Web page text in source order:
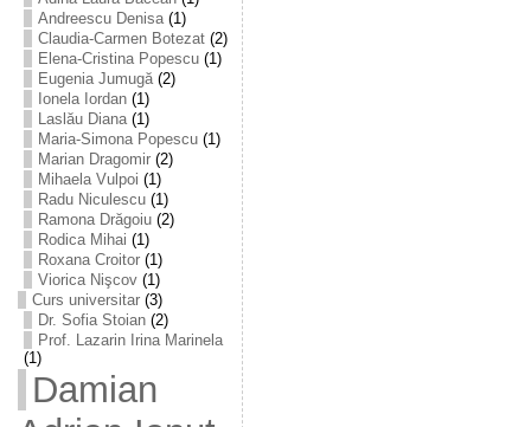
Andreescu Denisa(1)
Claudia-Carmen Botezat(2)
Elena-Cristina Popescu(1)
Eugenia Jumugă(2)
Ionela Iordan(1)
Laslău Diana(1)
Maria-Simona Popescu(1)
Marian Dragomir(2)
Mihaela Vulpoi (1)
Radu Niculescu(1)
Ramona Drăgoiu(2)
Rodica Mihai (1)
Roxana Croitor(1)
Viorica Nişcov(1)
Curs universitar(3)
Dr. Sofia Stoian(2)
Prof. Lazarin Irina Marinela
(1)
Damian